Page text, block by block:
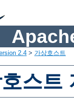
2.4 > 가상호스트
스트